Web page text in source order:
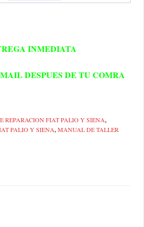
INMEDIATA
DESPUES DE TU COMRA
REPARACION FIAT PALIO Y SIENA,
PALIO Y SIENA,MANUAL DE TALLER